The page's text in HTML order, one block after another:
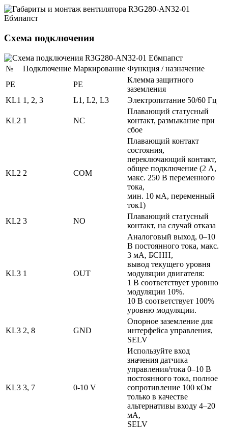
Схема подключения
№ Подключение Маркирование Функция / назначение
PE
PE
Клемма защитного
заземления
KL1 1, 2, 3 L1, L2, L3 Электропитание 50/60 Гц
KL2 1 NC
Плавающий статусный
контакт, размыкание при
сбое
KL2 2 COM
Плавающий контакт
состояния,
переключающий контакт,
общее подключение (2 А,
макс. 250 В переменного
тока,
мин. 10 мА, переменный
ток1)
KL2 3 NO
Плавающий статусный
контакт, на случай отказа
KL3 1 OUT
Аналоговый выход, 0–10
В постоянного тока, макс.
3 мА, БСНН,
вывод текущего уровня
модуляции двигателя:
1 В соответствует уровню
модуляции 10%.
10 В соответствует 100%
уровню модуляции.
KL3 2, 8 GND
Опорное заземление для
интерфейса управления,
SELV
KL3 3, 7 0-10 V
Используйте вход
значения датчика
управления/тока 0–10 В
постоянного тока, полное
сопротивление 100 кОм
только в качестве
альтернативы входу 4–20
мА,
SELV